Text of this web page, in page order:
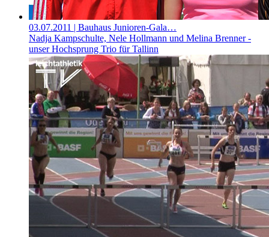
03.07.2011 | Bauhaus Junioren-Gala…
Nadja Kampschulte, Nele Hollmann und Melina Brenner -
unser Hochsprung Trio für Tallinn